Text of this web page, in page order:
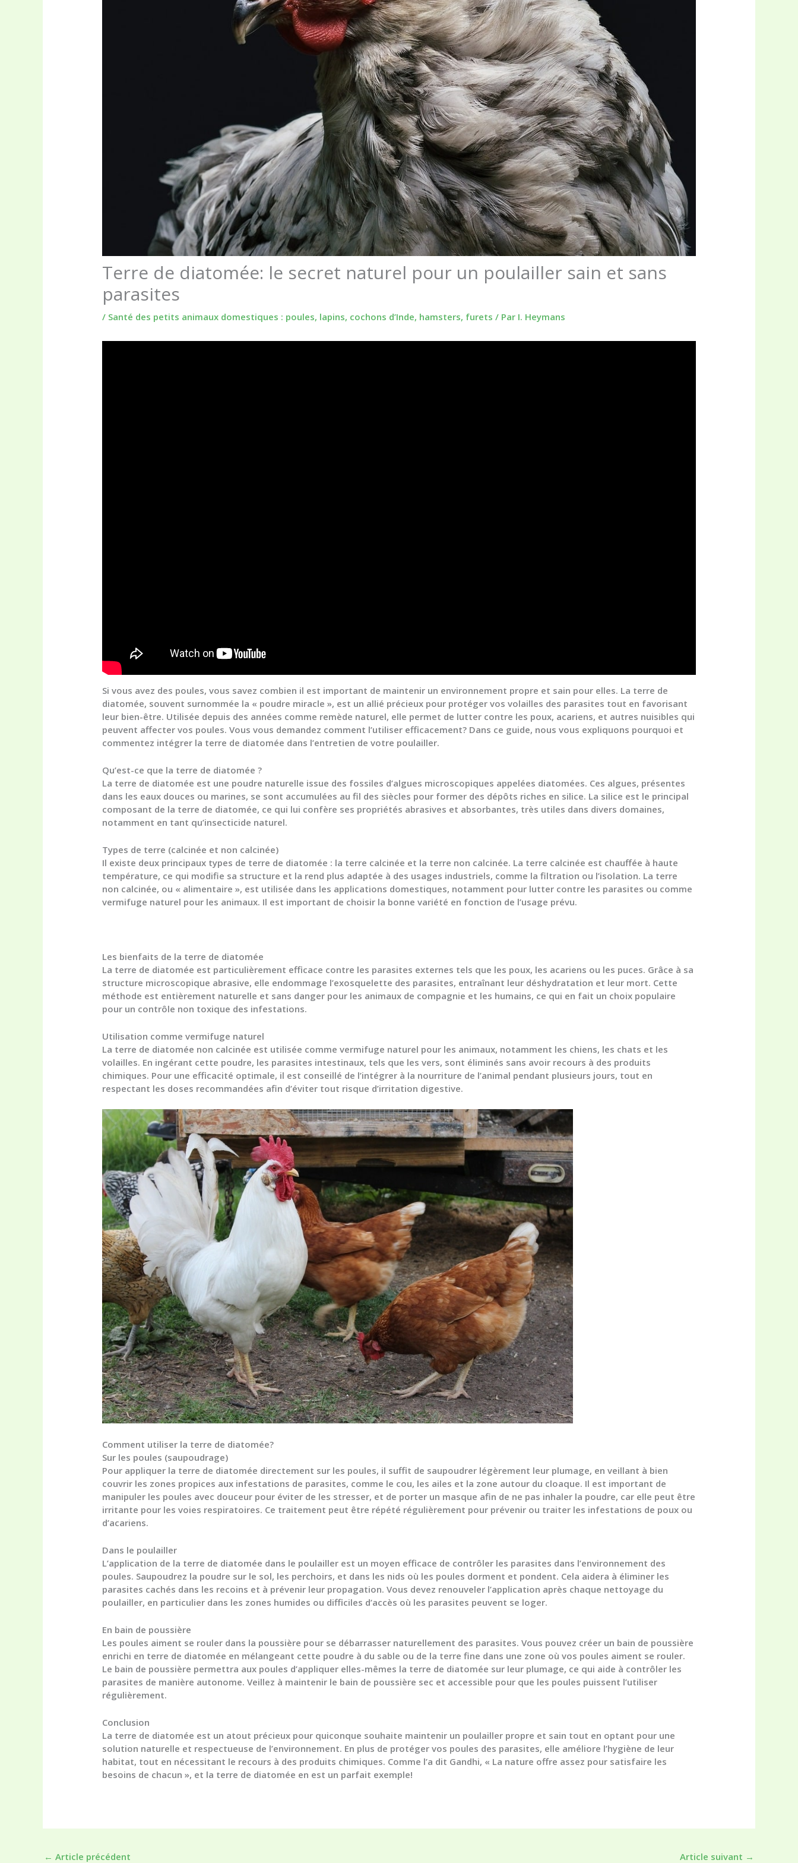
Terre de diatomée: le secret naturel pour un poulailler sain et sans
parasites
/ Santé des petits animaux domestiques : poules, lapins, cochons d’Inde, hamsters, furets / Par I. Heymans
Si vous avez des poules, vous savez combien il est important de maintenir un environnement propre et sain pour elles. La terre de
diatomée, souvent surnommée la « poudre miracle », est un allié précieux pour protéger vos volailles des parasites tout en favorisant
leur bien-être. Utilisée depuis des années comme remède naturel, elle permet de lutter contre les poux, acariens, et autres nuisibles qui
peuvent affecter vos poules. Vous vous demandez comment l’utiliser efficacement? Dans ce guide, nous vous expliquons pourquoi et
commentez intégrer la terre de diatomée dans l’entretien de votre poulailler.
Qu’est-ce que la terre de diatomée ?
La terre de diatomée est une poudre naturelle issue des fossiles d’algues microscopiques appelées diatomées. Ces algues, présentes
dans les eaux douces ou marines, se sont accumulées au fil des siècles pour former des dépôts riches en silice. La silice est le principal
composant de la terre de diatomée, ce qui lui confère ses propriétés abrasives et absorbantes, très utiles dans divers domaines,
notamment en tant qu’insecticide naturel.
Types de terre (calcinée et non calcinée)
Il existe deux principaux types de terre de diatomée : la terre calcinée et la terre non calcinée. La terre calcinée est chauffée à haute
température, ce qui modifie sa structure et la rend plus adaptée à des usages industriels, comme la filtration ou l’isolation. La terre
non calcinée, ou « alimentaire », est utilisée dans les applications domestiques, notamment pour lutter contre les parasites ou comme
vermifuge naturel pour les animaux. Il est important de choisir la bonne variété en fonction de l’usage prévu.
Les bienfaits de la terre de diatomée
La terre de diatomée est particulièrement efficace contre les parasites externes tels que les poux, les acariens ou les puces. Grâce à sa
structure microscopique abrasive, elle endommage l’exosquelette des parasites, entraînant leur déshydratation et leur mort. Cette
méthode est entièrement naturelle et sans danger pour les animaux de compagnie et les humains, ce qui en fait un choix populaire
pour un contrôle non toxique des infestations.
Utilisation comme vermifuge naturel
La terre de diatomée non calcinée est utilisée comme vermifuge naturel pour les animaux, notamment les chiens, les chats et les
volailles. En ingérant cette poudre, les parasites intestinaux, tels que les vers, sont éliminés sans avoir recours à des produits
chimiques. Pour une efficacité optimale, il est conseillé de l’intégrer à la nourriture de l’animal pendant plusieurs jours, tout en
respectant les doses recommandées afin d’éviter tout risque d’irritation digestive.
Comment utiliser la terre de diatomée?
Sur les poules (saupoudrage)
Pour appliquer la terre de diatomée directement sur les poules, il suffit de saupoudrer légèrement leur plumage, en veillant à bien
couvrir les zones propices aux infestations de parasites, comme le cou, les ailes et la zone autour du cloaque. Il est important de
manipuler les poules avec douceur pour éviter de les stresser, et de porter un masque afin de ne pas inhaler la poudre, car elle peut être
irritante pour les voies respiratoires. Ce traitement peut être répété régulièrement pour prévenir ou traiter les infestations de poux ou
d’acariens.
Dans le poulailler
L’application de la terre de diatomée dans le poulailler est un moyen efficace de contrôler les parasites dans l’environnement des
poules. Saupoudrez la poudre sur le sol, les perchoirs, et dans les nids où les poules dorment et pondent. Cela aidera à éliminer les
parasites cachés dans les recoins et à prévenir leur propagation. Vous devez renouveler l’application après chaque nettoyage du
poulailler, en particulier dans les zones humides ou difficiles d’accès où les parasites peuvent se loger.
En bain de poussière
Les poules aiment se rouler dans la poussière pour se débarrasser naturellement des parasites. Vous pouvez créer un bain de poussière
enrichi en terre de diatomée en mélangeant cette poudre à du sable ou de la terre fine dans une zone où vos poules aiment se rouler.
Le bain de poussière permettra aux poules d’appliquer elles-mêmes la terre de diatomée sur leur plumage, ce qui aide à contrôler les
parasites de manière autonome. Veillez à maintenir le bain de poussière sec et accessible pour que les poules puissent l’utiliser
régulièrement.
Conclusion
La terre de diatomée est un atout précieux pour quiconque souhaite maintenir un poulailler propre et sain tout en optant pour une
solution naturelle et respectueuse de l’environnement. En plus de protéger vos poules des parasites, elle améliore l’hygiène de leur
habitat, tout en nécessitant le recours à des produits chimiques. Comme l’a dit Gandhi, « La nature offre assez pour satisfaire les
besoins de chacun », et la terre de diatomée en est un parfait exemple!
← Article précédent Article suivant →